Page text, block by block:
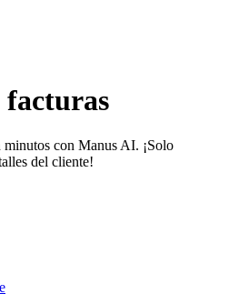
facturas
minutos con Manus AI. ¡Solo
del cliente!